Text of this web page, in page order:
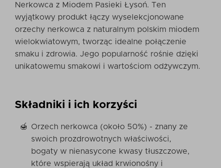
Nerkowca z Miodem Pasieki Łysoń. Ten
wyjątkowy produkt łączy wyselekcjonowane
orzechy nerkowca z naturalnym polskim miodem
wielokwiatowym, tworząc idealne połączenie
smaku i zdrowia. Jego popularność rośnie dzięki
unikatowemu smakowi i wartościom odżywczym.
Składniki i ich korzyści
Orzech nerkowca (około 50%) - znany ze
swoich prozdrowotnych właściwości,
bogaty w nienasycone kwasy tłuszczowe,
które wspierają układ krwionośny i